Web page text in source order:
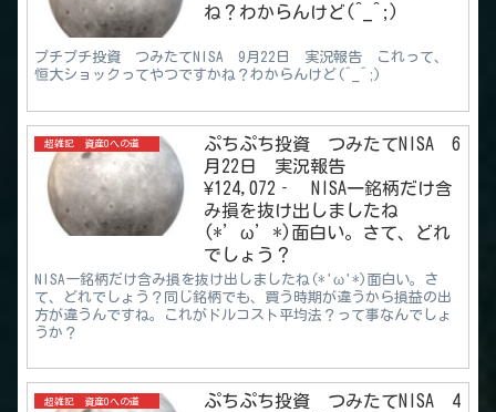
ね？わからんけど(^_^;)
プチプチ投資 つみたてNISA 9月22日 実況報告 これって、
恒大ショックってやつですかね？わからんけど(^_^;)
超雑記 資産0への道
ぷちぷち投資 つみたてNISA 6
月22日 実況報告
¥124,072‐ NISA一銘柄だけ含
み損を抜け出しましたね
(*’ω’*)面白い。さて、どれ
でしょう？
NISA一銘柄だけ含み損を抜け出しましたね(*'ω'*)面白い。さ
て、どれでしょう？同じ銘柄でも、買う時期が違うから損益の出
方が違うんですね。これがドルコスト平均法？って事なんでしょ
うか？
超雑記 資産0への道
ぷちぷち投資 つみたてNISA 4